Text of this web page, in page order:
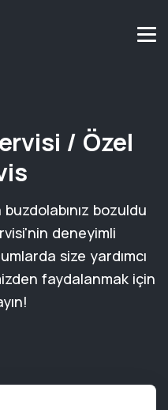
/ Özel
bozuldu
deneyimli
size yardımcı
faydalanmak için